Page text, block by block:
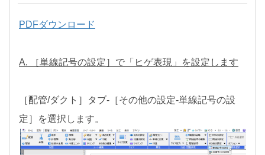
PDFダウンロード
A. ［単線記号の設定］で「ヒゲ表現」を設定します
［配管/ダクト］タブ-［その他の設定-単線記号の設
定］を選択します。